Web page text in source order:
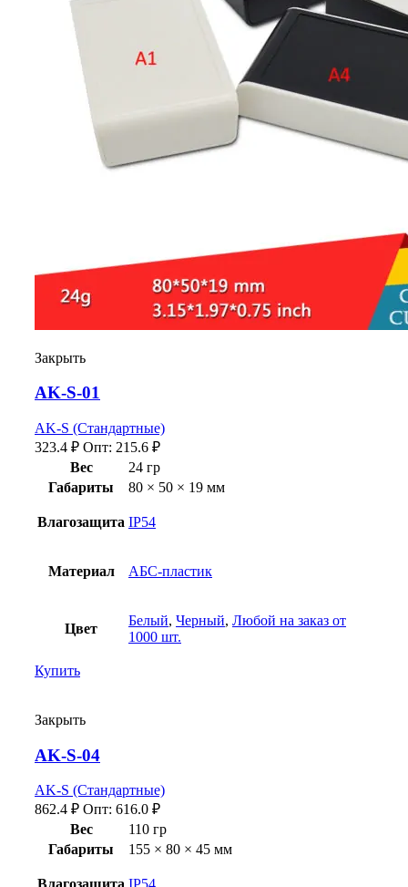
Закрыть
AK-S-01
AK-S (Стандартные)
323.4 ₽ Опт: 215.6 ₽
Вес
24 гр
Габариты
80 × 50 × 19 мм
Влагозащита IP54
Материал АБС-пластик
Цвет
Белый, Черный, Любой на заказ от
1000 шт.
Купить
Закрыть
AK-S-04
AK-S (Стандартные)
862.4 ₽ Опт: 616.0 ₽
Вес
110 гр
Габариты
155 × 80 × 45 мм